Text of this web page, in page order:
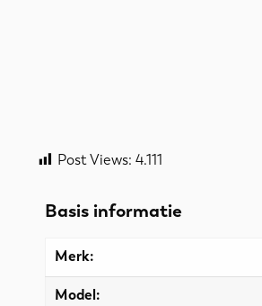
Post Views: 4.111
Basis informatie
Merk:
Model: